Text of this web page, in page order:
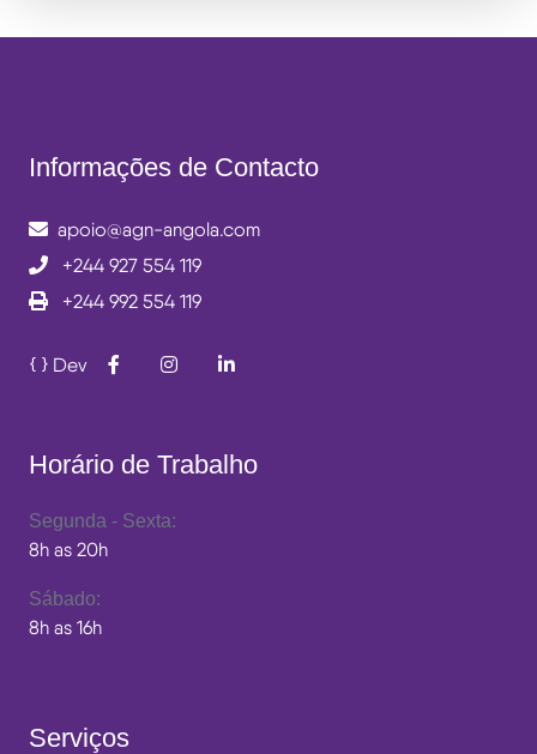
Informações de Contacto
apoio@agn-angola.com
+244 927 554 119
+244 992 554 119
Dev
Horário de Trabalho
Segunda - Sexta:
8h as 20h
Sábado:
8h as 16h
Serviços